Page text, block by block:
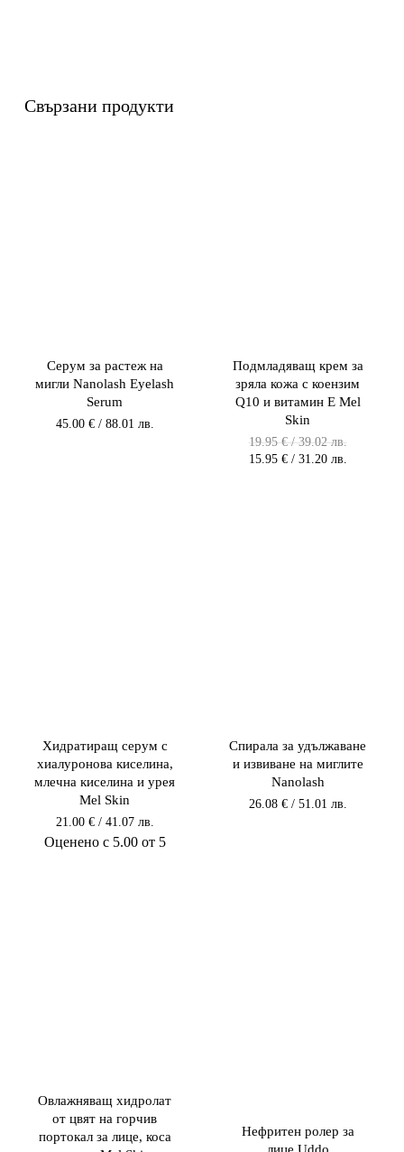
Свързани продукти
Серум за растеж на
мигли Nanolash Eyelash
Serum
45.00 €/ 88.01 лв.
Подмладяващ крем за
зряла кожа с коензим
Q10 и витамин E Mel
Skin
19.95€/ 39.02 лв.Original
15.95 €/ 31.20 лв.
Хидратиращ серум с
хиалуронова киселина,
млечна киселина и урея
Mel Skin
21.00 €/ 41.07 лв.
Оценено с 5.00от 5
Спирала за удължаване
и извиване на миглите
Nanolash
26.08 €/ 51.01 лв.
Овлажняващ хидролат
от цвят на горчив
портокал за лице, коса
Нефритен ролер за